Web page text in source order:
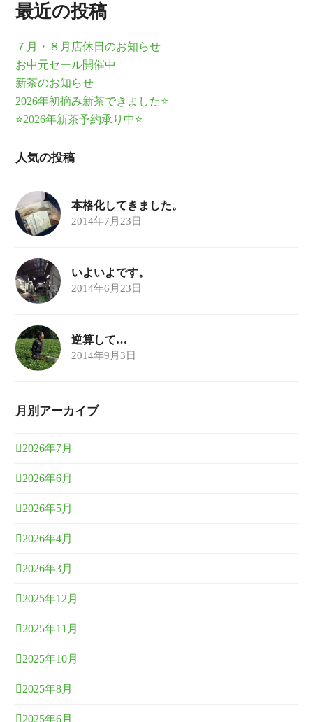
最近の投稿
７月・８月店休日のお知らせ
お中元セール開催中
新茶のお知らせ
2026年初摘み新茶できました⭐
⭐2026年新茶予約承り中⭐
人気の投稿
本格化してきました。
2014年7月23日
いよいよです。
2014年6月23日
逆算して…
2014年9月3日
月別アーカイブ
2026年7月
2026年6月
2026年5月
2026年4月
2026年3月
2025年12月
2025年11月
2025年10月
2025年8月
2025年6月